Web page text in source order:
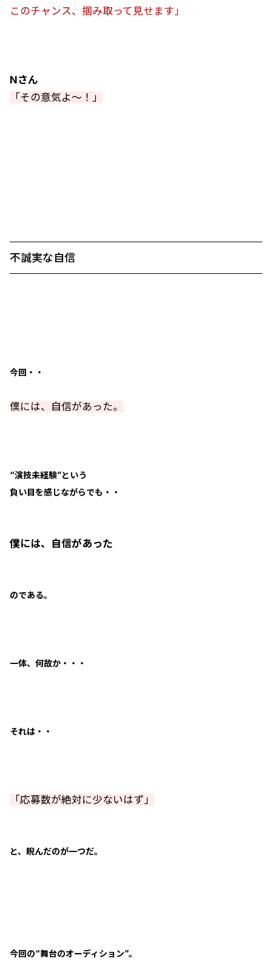
このチャンス、掴み取って見せます」
Nさん
「その意気よ～！」
不誠実な自信
今回・・
僕には、自信があった。
“演技未経験”という
負い目を感じながらでも・・
僕には、自信があった
のである。
一体、何故か・・・
それは・・
「応募数が絶対に少ないはず」
と、睨んだのが一つだ。
今回の“舞台のオーディション”。